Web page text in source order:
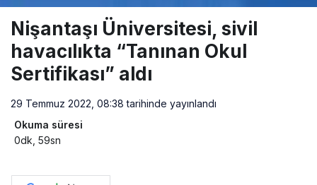
Nişantaşı Üniversitesi, sivil
havacılıkta “Tanınan Okul
Sertifikası” aldı
29 Temmuz 2022, 08:38 tarihinde yayınlandı
Okuma süresi
0dk, 59sn